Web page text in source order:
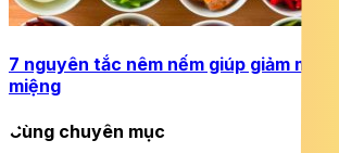
7 nguyên tắc nêm nếm giúp giảm muối
miệng
Cùng chuyên mục